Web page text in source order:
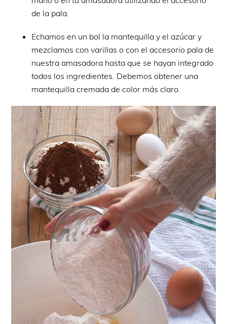
de la pala.
Echamos en un bol la mantequilla y el azúcar y
mezclamos con varillas o con el accesorio pala de
nuestra amasadora hasta que se hayan integrado
todos los ingredientes. Debemos obtener una
mantequilla cremada de color más claro.